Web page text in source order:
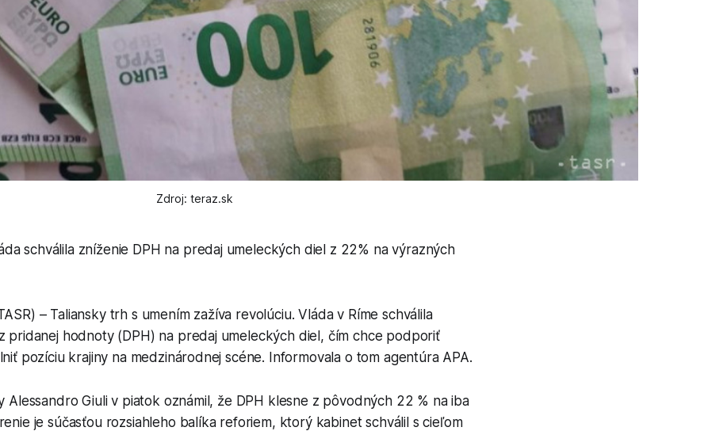
Zdroj: teraz.sk
schválila zníženie DPH na predaj umeleckých diel z 22% na výrazných
– Taliansky trh s umením zažíva revolúciu. Vláda v Ríme schválila
pridanej hodnoty (DPH) na predaj umeleckých diel, čím chce podporiť
pozíciu krajiny na medzinárodnej scéne. Informovala o tom agentúra APA.
Alessandro Giuli v piatok oznámil, že DPH klesne z pôvodných 22 % na iba
je súčasťou rozsiahleho balíka reforiem, ktorý kabinet schválil s cieľom